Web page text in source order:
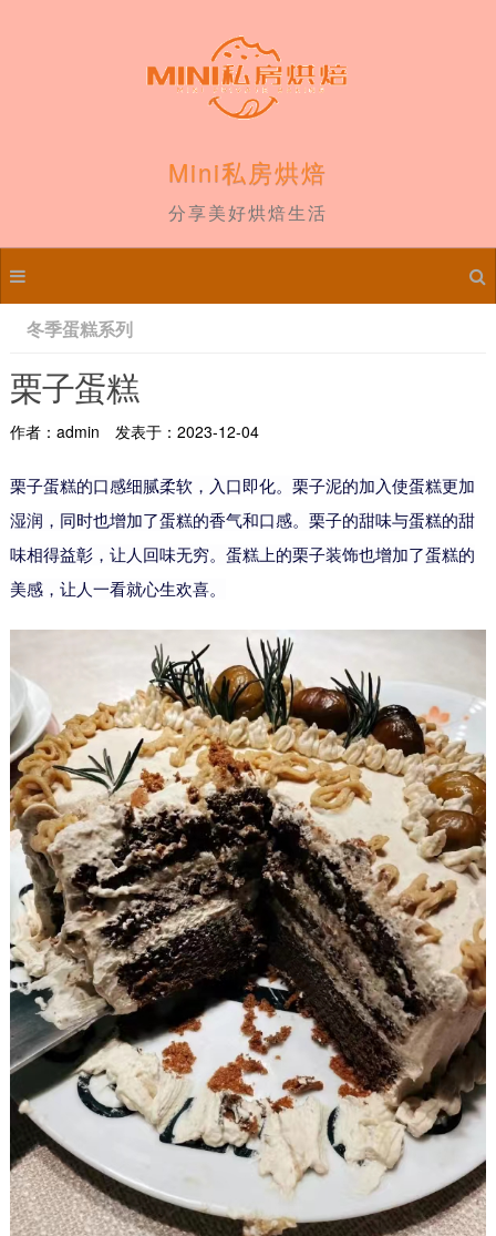
Mini私房烘焙
分享美好烘焙生活
冬季蛋糕系列
栗子蛋糕
作者：admin 发表于：2023-12-04
栗子蛋糕的口感细腻柔软，入口即化。栗子泥的加入使蛋糕更加
湿润，同时也增加了蛋糕的香气和口感。栗子的甜味与蛋糕的甜
味相得益彰，让人回味无穷。蛋糕上的栗子装饰也增加了蛋糕的
美感，让人一看就心生欢喜。